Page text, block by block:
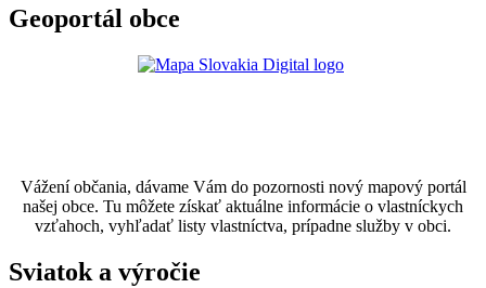
Geoportál obce
Vážení občania, dávame Vám do pozornosti nový mapový portál
našej obce. Tu môžete získať aktuálne informácie o vlastníckych
vzťahoch, vyhľadať listy vlastníctva, prípadne služby v obci.
Sviatok a výročie